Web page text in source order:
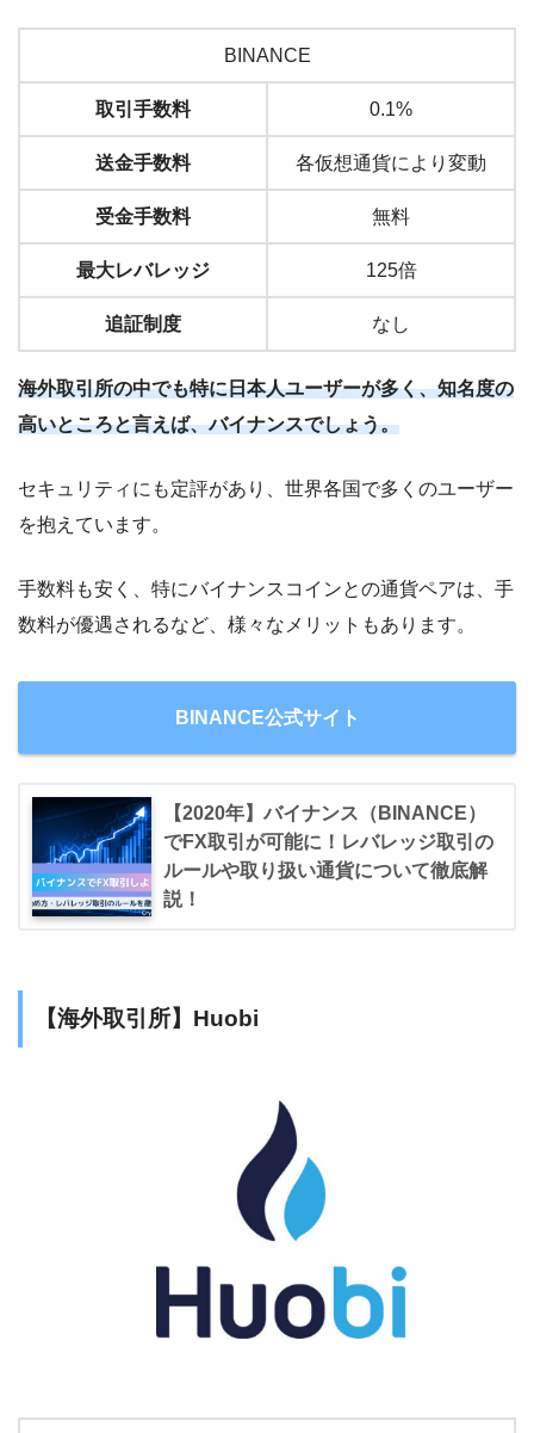
BINANCE
取引手数料 0.1%
送金手数料 各仮想通貨により変動
受金手数料 無料
最大レバレッジ 125倍
追証制度 なし
海外取引所の中でも特に日本人ユーザーが多く、知名度の
高いところと言えば、バイナンスでしょう。
セキュリティにも定評があり、世界各国で多くのユーザー
を抱えています。
手数料も安く、特にバイナンスコインとの通貨ペアは、手
数料が優遇されるなど、様々なメリットもあります。
BINANCE公式サイト
【2020年】バイナンス（BINANCE）
でFX取引が可能に！レバレッジ取引の
ルールや取り扱い通貨について徹底解
説！
【海外取引所】Huobi